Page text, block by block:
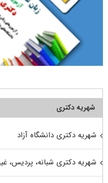
شهریه دکتری
شهریه دکتری دانشگاه آزاد
شهریه دکتری شبانه، پردیس،